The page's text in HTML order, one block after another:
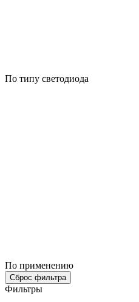
По типу светодиода
По применению
Сброс фильтра
Фильтры